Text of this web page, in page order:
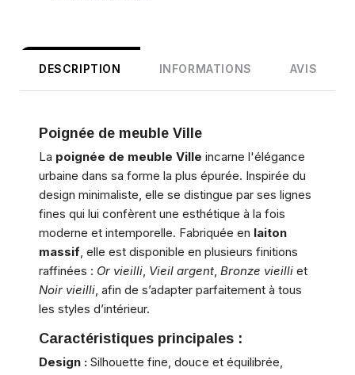
DESCRIPTION INFORMATIONS AVIS
Poignée de meuble Ville
La poignée de meuble Ville incarne l'élégance
urbaine dans sa forme la plus épurée. Inspirée du
design minimaliste, elle se distingue par ses lignes
fines qui lui confèrent une esthétique à la fois
moderne et intemporelle. Fabriquée en laiton
massif, elle est disponible en plusieurs finitions
raffinées : Or vieilli, Vieil argent, Bronze vieilli et
Noir vieilli, afin de s’adapter parfaitement à tous
les styles d’intérieur.
Caractéristiques principales :
Design : Silhouette fine, douce et équilibrée,